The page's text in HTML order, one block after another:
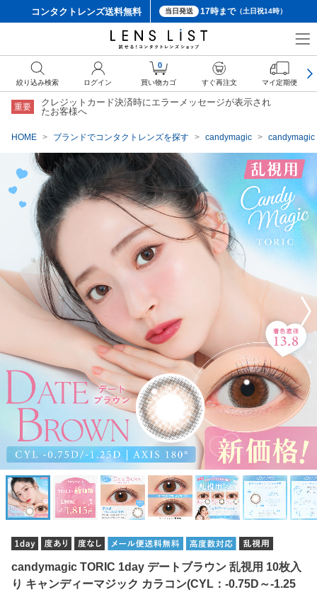
コンタクトレンズ送料無料 当日発送 17時まで（土日祝14時）
重要
クレジットカード決済時にエラーメッセージが表示され
たお客様へ
HOME ブランドでコンタクトレンズを探す candymagic candymagic
candymagic TORIC 1day デートブラウン 乱視用 10枚入
り キャンディーマジック カラコン(CYL：-0.75D～-1.25
絞り込み検索 ログイン
0
買い物カゴ すぐ再注文 マイ定期便
クーポン詳細